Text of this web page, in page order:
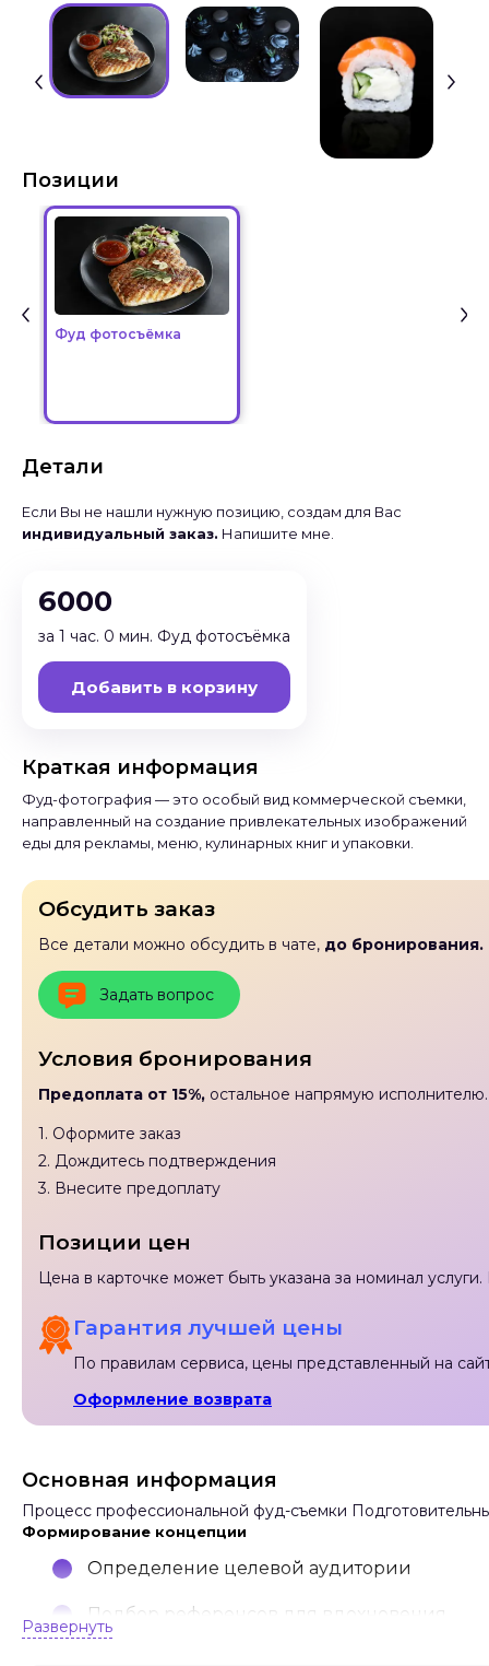
Позиции
Фуд фотосъёмка
Детали
Если Вы не нашли нужную позицию, создам для Вас
индивидуальный заказ. Напишите мне.
6000
за 1 час. 0 мин. Фуд фотосъёмка
Добавить в корзину
Краткая информация
Фуд-фотография — это особый вид коммерческой съемки,
направленный на создание привлекательных изображений
еды для рекламы, меню, кулинарных книг и упаковки.
Обсудить заказ
Все детали можно обсудить в чате, до бронирования.
Задать вопрос
Условия бронирования
Предоплата от 15%, остальное напрямую исполнителю.
1. Оформите заказ
2. Дождитесь подтверждения
3. Внесите предоплату
Позиции цен
Цена в карточке может быть указана за номинал
Гарантия лучшей цены
По правилам сервиса, цены представленный на
Оформление возврата
Основная информация
Процесс профессиональной фуд-съемки
Формирование концепции
Определение целевой аудитории
Подбор референсов для вдохновения
Развернуть